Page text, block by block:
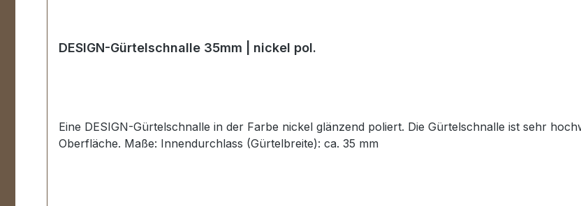
DESIGN-Gürtelschnalle 35mm | nickel pol.
Eine DESIGN-Gürtelschnalle in der Farbe nickel glänzend poliert. Die Gürtelschnalle ist sehr
Oberfläche. Maße: Innendurchlass (Gürtelbreite): ca. 35 mm